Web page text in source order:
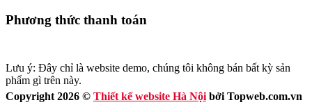
Phương thức thanh toán
Lưu ý: Đây chỉ là website demo, chúng tôi không bán bất kỳ sản
phẩm gì trên này.
Copyright 2026 © Thiết kế website Hà Nội bởi Topweb.com.vn